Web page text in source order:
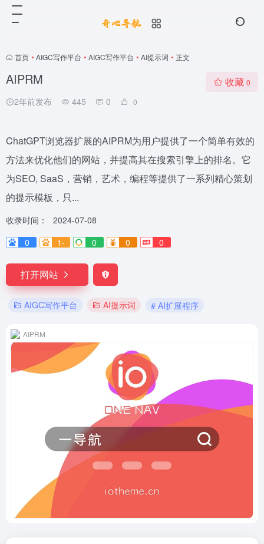
首页 • AIGC写作平台 • AIGC写作平台 • AI提示词 • 正文
AIPRM
2年前发布 445 0 0
收藏 0
ChatGPT浏览器扩展的AIPRM为用户提供了一个简单有效的
方法来优化他们的网站，并提高其在搜索引擎上的排名。它
为SEO, SaaS，营销，艺术，编程等提供了一系列精心策划
的提示模板，只...
收录时间：
2024-07-08
0
1- 0 0 0
打开网站
AIGC写作平台 AI提示词 # AI扩展程序
AIPRM